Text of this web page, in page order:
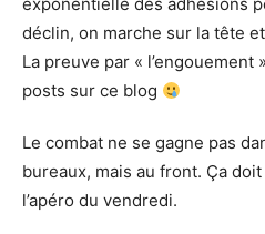
exponentielle des adhésions
déclin, on marche sur la tête
La preuve par «
posts sur ce blog
Le combat ne se gagne pas
bureaux, mais au front. Ça
l’apéro du vendredi.